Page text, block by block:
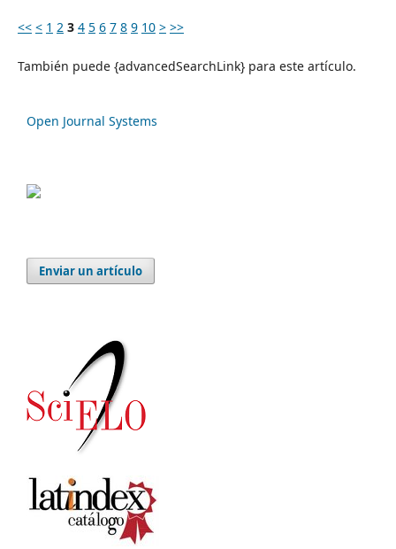
<< < 1 2 3 4 5 6 7 8 9 10 > >>
También puede {advancedSearchLink} para este artículo.
Open Journal Systems
Enviar un artículo